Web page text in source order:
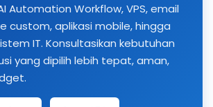
Automation Workflow, VPS, email
custom, aplikasi mobile, hingga
IT. Konsultasikan kebutuhan
yang dipilih lebih tepat, aman,